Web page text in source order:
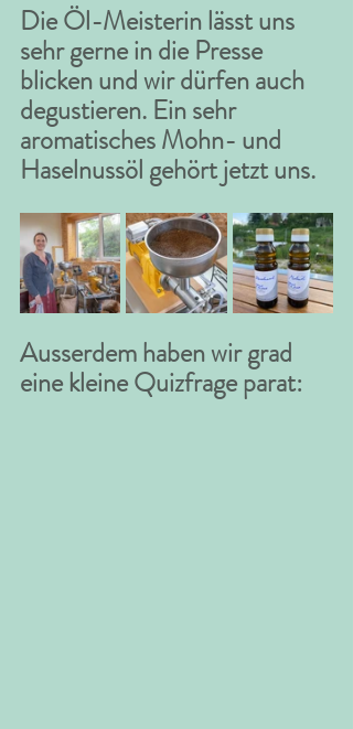
Die Öl-Meisterin lässt uns
sehr gerne in die Presse
blicken und wir dürfen auch
degustieren. Ein sehr
aromatisches Mohn- und
Haselnussöl gehört jetzt uns.
Ausserdem haben wir grad
eine kleine Quizfrage parat: